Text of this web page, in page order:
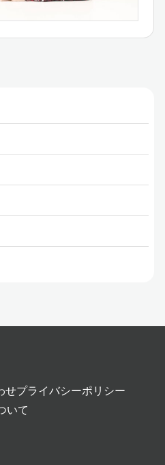
せプライバシーポリシー
いて